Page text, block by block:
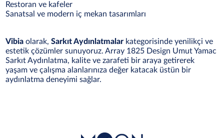
Restoran ve kafeler
Sanatsal ve modern iç mekan tasarımları
Vibia olarak,Sarkıt Aydınlatmalar kategorisinde yenilikçi ve
estetik çözümler sunuyoruz. Array 1825 Design Umut Yamac
Sarkıt Aydınlatma, kalite ve zarafeti bir araya getirerek
yaşam ve çalışma alanlarınıza değer katacak üstün bir
aydınlatma deneyimi sağlar.